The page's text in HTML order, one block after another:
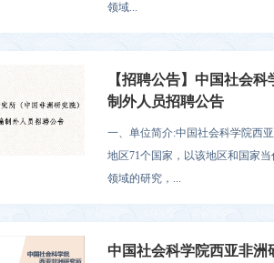
领域...
【招聘公告】中国社会
制外人员招聘公告
一、单位简介:中国社会科学院西
地区71个国家，以该地区和国家
领域的研究，...
中国社会科学院西亚非洲